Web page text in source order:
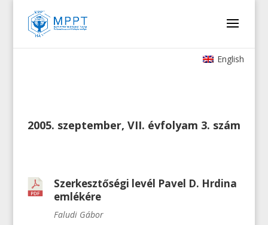
English
2005. szeptember, VII. évfolyam 3. szám
Szerkesztőségi levél Pavel D. Hrdina
emlékére
Faludi Gábor